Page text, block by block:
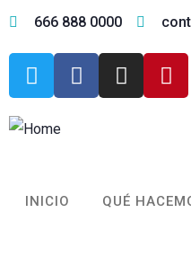
666 888 0000
INICIO QUÉ